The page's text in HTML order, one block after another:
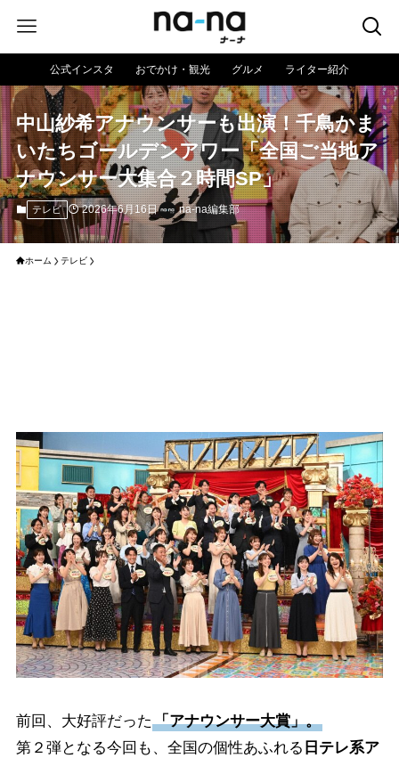
公式インスタ おでかけ・観光 グルメ ライター紹介
中山紗希アナウンサーも出演！千鳥かま
いたちゴールデンアワー「全国ご当地ア
ナウンサー大集合２時間SP」
テレビ 2026年6月16日 na-na編集部
ホーム テレビ
前回、大好評だった 「アナウンサー大賞」。
第２弾となる今回も、全国の個性あふれる 日テレ系ア